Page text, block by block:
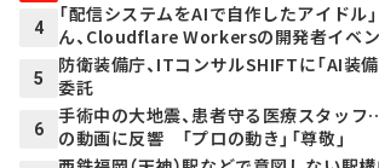
4
「配信システムをAIで自作したアイドル
ん、Cloudflare Workersの開発者イベ
5
防衛装備庁、ITコンサルSHIFTに「AI装
委託
6
手術中の大地震、患者守る医療スタッ
の動画に反響 「プロの動き」「尊敬」